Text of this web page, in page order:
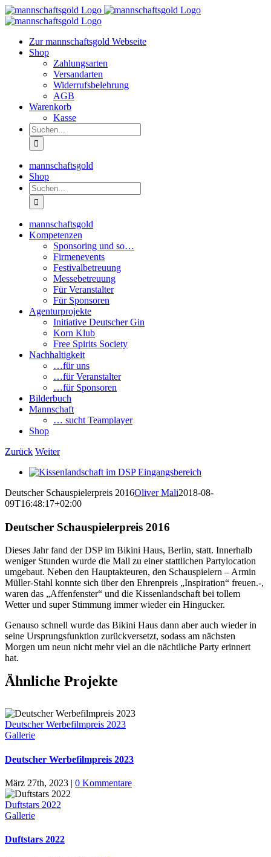
Zum
Inhalt
Zur mannschaftsgold Webseite
Shop
Zahlungsarten
Versandarten
Widerrufsbelehrung
AGB
Warenkorb
Kasse
Suche
nach:
mannschaftsgold
Shop
Suche
nach:
mannschaftsgold
Kompetenzen
Sponsoring und so…
Firmenevents
Festivalbetreuung
Messebetreuung
Für Veranstalter
Für Sponsoren
Agenturprojekte
Initiative Deutscher Gin
Korn Klub
Free Spirits Society
Nachhaltigkeit
…für uns
…für Veranstalter
…für Sponsoren
Bilderbuch
Mannschaft
… sucht Teamplayer
Shop
Zurück Weiter
View
Image
Deutscher Schauspielerpreis 2016Oliver Mali2018-08-
09T16:48:17+02:00
Deutscher Schauspielerpreis 2016
Dieses Jahr fand der DSP im Bikini Haus, Berlin, statt. Innerhalb
weniger Stunden wurde die Mall zu einer stattlichen Partylocation
umgebaut. Neben den Hauptakteuren, den Schauspielern – Armin
Müller-Stahl konnte sich über den Ehrenpreis „Inspiration“ freuen.-,
waren das „Affenfenster“ und die Kissenlandschaft bei tollem
Wetter und super Stimmung immer wieder ein Hingucker.
Genauso schnell wurde das Bikini Haus dann aber auch wieder in
seine Ursprungsfunktion zurückversetzt, sodass am nächsten
Morgen um neun nicht mehr viel an die nächtliche Party erinnert
hat.
Ähnliche Projekte
Deutscher Werbefilmpreis 2023
Gallerie
Deutscher Werbefilmpreis 2023
März 27th, 2023 | 0 Kommentare
Duftstars 2022
Gallerie
Duftstars 2022